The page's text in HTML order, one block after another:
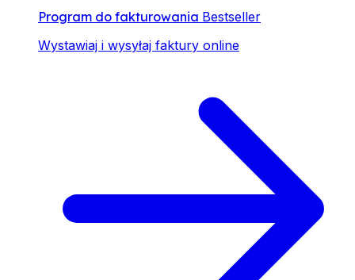
Program do fakturowania Bestseller
Wystawiaj i wysyłaj faktury online